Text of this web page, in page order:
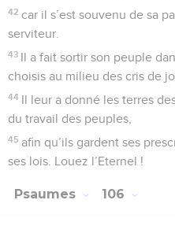
42 car il s’est souvenu de sa
serviteur.
43 Il a fait sortir son peuple
choisis au milieu des cris de
44 Il leur a donné les terres
du travail des peuples,
45 afin qu’ils gardent ses
ses lois. Louez l’Eternel !
Psaumes 106